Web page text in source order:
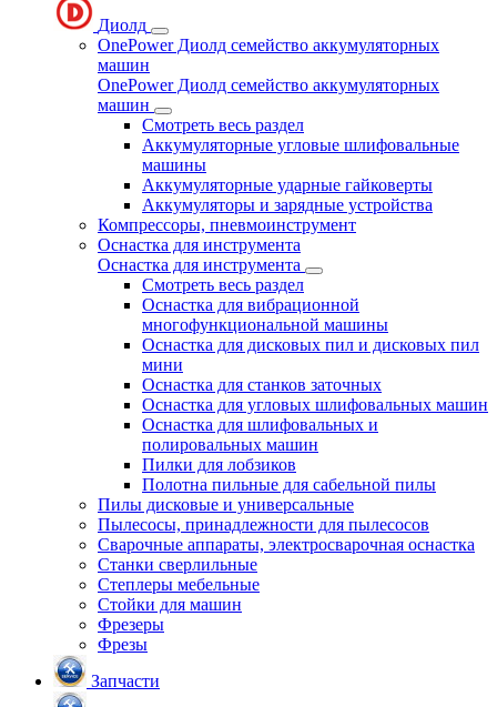
Диолд
OnePower Диолд семейство аккумуляторных
машин
OnePower Диолд семейство аккумуляторных
машин
Смотреть весь раздел
Аккумуляторные угловые шлифовальные
машины
Аккумуляторные ударные гайковерты
Аккумуляторы и зарядные устройства
Компрессоры, пневмоинструмент
Оснастка для инструмента
Оснастка для инструмента
Смотреть весь раздел
Оснастка для вибрационной
многофункциональной машины
Оснастка для дисковых пил и дисковых пил
мини
Оснастка для станков заточных
Оснастка для угловых шлифовальных машин
Оснастка для шлифовальных и
полировальных машин
Пилки для лобзиков
Полотна пильные для сабельной пилы
Пилы дисковые и универсальные
Пылесосы, принадлежности для пылесосов
Сварочные аппараты, электросварочная оснастка
Станки сверлильные
Степлеры мебельные
Стойки для машин
Фрезеры
Фрезы
Запчасти